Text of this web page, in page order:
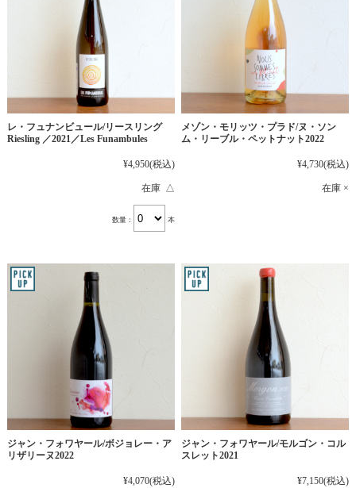
レ・フュナンビュール/リースリング
Riesling ／2021／Les Funambules
¥4,950(税込)
在庫 △
数量： 本
メゾン・モリッツ・プラド/ヌ・ソン
ム・リーブル・ペットナット2022
¥4,730(税込)
在庫 ×
ジャン・フォワヤール/ボジョレー・ア
リザリーヌ2022
¥4,070(税込)
ジャン・フォワヤール/モルゴン・コル
スレット2021
¥7,150(税込)